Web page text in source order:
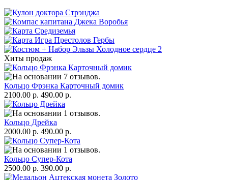
Хиты продаж
Кольцо Фрэнка Карточный домик
2100.00 р. 490.00 р.
Кольцо Дрейка
2000.00 р. 490.00 р.
Кольцо Супер-Кота
2500.00 р. 390.00 р.